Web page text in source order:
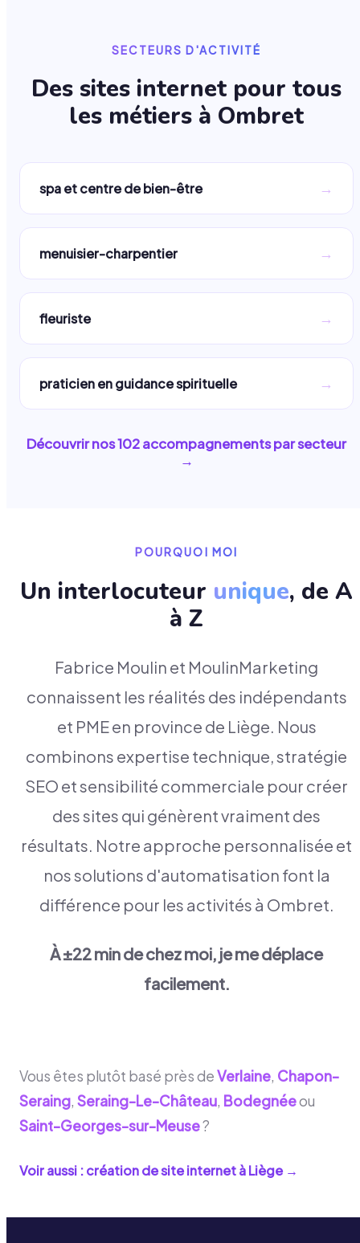
SECTEURS D'ACTIVITÉ
Des sites internet pour tous
les métiers à Ombret
spa et centre de bien-être →
menuisier-charpentier →
fleuriste →
praticien en guidance spirituelle →
Découvrir nos102accompagnements par secteur
→
POURQUOI MOI
Un interlocuteur unique, de A
à Z
Fabrice Moulin et MoulinMarketing
connaissent les réalités des indépendants
et PME en province de Liège. Nous
combinons expertise technique, stratégie
SEO et sensibilité commerciale pour créer
des sites qui génèrent vraiment des
résultats. Notre approche personnalisée et
nos solutions d'automatisation font la
différence pour les activités à Ombret.
À ±22 min de chez moi, je me déplace
facilement.
Vous êtes plutôt basé près deVerlaine, Chapon-
Seraing, Seraing-Le-Château, Bodegnéeou
Saint-Georges-sur-Meuse?
Voir aussi : création de site internet àLiège→